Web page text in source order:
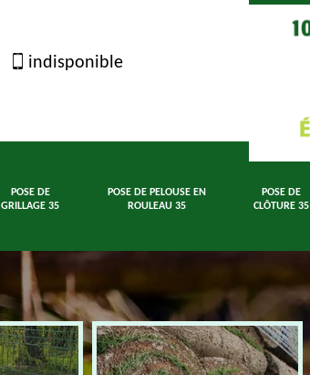
indisponible
POSE DE
GRILLAGE 35
POSE DE PELOUSE EN
ROULEAU 35
POSE DE
CLÔTURE 35